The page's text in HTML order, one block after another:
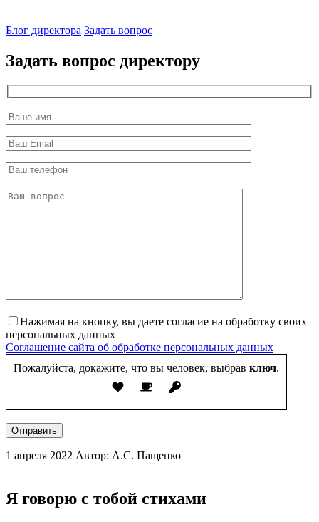
директор
Блог директора Задать вопрос
Задать вопрос директору
Нажимая на кнопку, вы даете согласие на обработку своих
персональных данных
Соглашение сайта об обработке персональных данных
Пожалуйста, докажите, что вы человек, выбрав ключ.
Отправить
1 апреля 2022 Автор: А.С. Пащенко
Я говорю с тобой стихами